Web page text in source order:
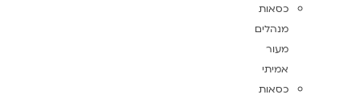
כסאות
מנהלים
מעור
אמיתי
כסאות